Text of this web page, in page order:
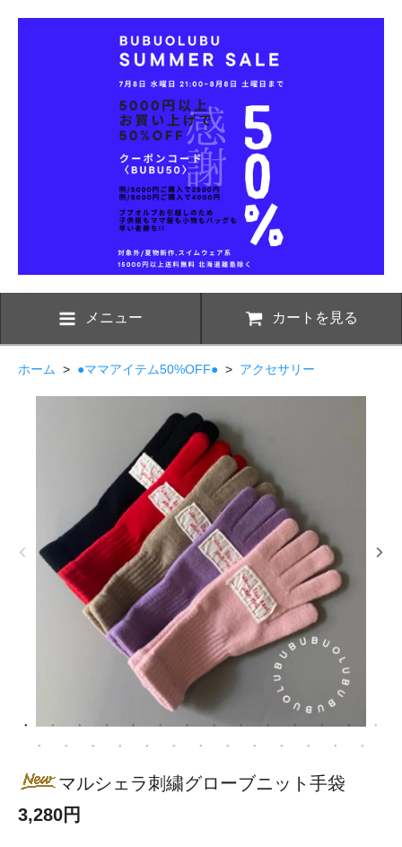
メニュー カートを見る
ホーム > ●ママアイテム50%OFF● > アクセサリー
マルシェラ刺繍グローブニット手袋
3,280円